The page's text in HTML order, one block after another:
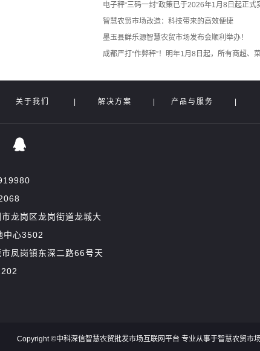
电子秤“三码一封”政策已于2026年1月8日起正式
智慧农贸市场改造：科技带来的高效便捷
墨玉县鲜乐源智慧农贸市场发布会顺利举办！
成都严打“作弊秤”！明年1月8日起，所有商超、
关于我们 解决方案 产品与服务
龙岗区龙岗街道龙城大
中心3502
凤岗镇东深二路66号天
Copyright ©中科深信智慧农贸批发市场互联网平台 专业从事于智慧农贸市